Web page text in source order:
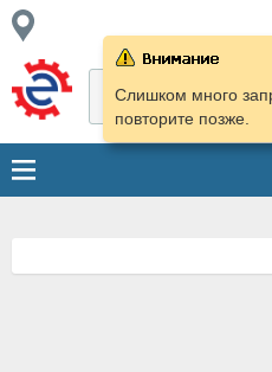
Слишком много
повторите позже.